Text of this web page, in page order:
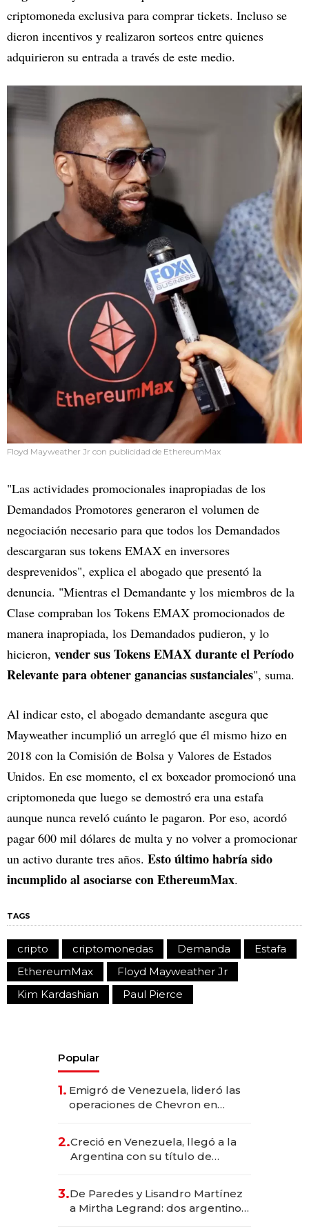
criptomoneda exclusiva para comprar tickets. Incluso se
dieron incentivos y realizaron sorteos entre quienes
adquirieron su entrada a través de este medio.
Floyd Mayweather Jr con publicidad de EthereumMax
"Las actividades promocionales inapropiadas de los
Demandados Promotores generaron el volumen de
negociación necesario para que todos los Demandados
descargaran sus tokens EMAX en inversores
desprevenidos", explica el abogado que presentó la
denuncia. "Mientras el Demandante y los miembros de la
Clase compraban los Tokens EMAX promocionados de
manera inapropiada, los Demandados pudieron, y lo
hicieron, vender sus Tokens EMAX durante el Período
Relevante para obtener ganancias sustanciales", suma.
Al indicar esto, el abogado demandante asegura que
Mayweather incumplió un arregló que él mismo hizo en
2018 con la Comisión de Bolsa y Valores de Estados
Unidos. En ese momento, el ex boxeador promocionó una
criptomoneda que luego se demostró era una estafa
aunque nunca reveló cuánto le pagaron. Por eso, acordó
pagar 600 mil dólares de multa y no volver a promocionar
un activo durante tres años. Esto último habría sido
incumplido al asociarse con EthereumMax.
TAGS
cripto criptomonedas Demanda
Estafa
EthereumMax
Floyd Mayweather Jr
Kim Kardashian
Paul Pierce
Popular
1. Emigró de Venezuela, lideró las
operaciones de Chevron en
2.Creció en Venezuela, llegó a la
Argentina con su título de
las marcas "fast premium"
3.De Paredes y Lisandro Martínez
a Mirtha Legrand: dos argentinos